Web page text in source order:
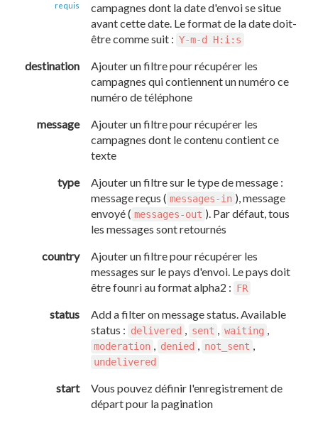
requis
campagnes dont la date d'envoi se situe
avant cette date. Le format de la date doit-
être comme suit : Y-m-d H:i:s
destination
Ajouter un filtre pour récupérer les
campagnes qui contiennent un numéro ce
numéro de téléphone
message
Ajouter un filtre pour récupérer les
campagnes dont le contenu contient ce
texte
type
Ajouter un filtre sur le type de message :
message reçus ( messages-in ), message
envoyé ( messages-out ). Par défaut, tous
les messages sont retournés
country
Ajouter un filtre pour récupérer les
messages sur le pays d'envoi. Le pays doit
être founri au format alpha2 : FR
status
Add a filter on message status. Available
status : delivered , sent , waiting ,
moderation , denied , not_sent ,
undelivered
start
Vous pouvez définir l'enregistrement de
départ pour la pagination